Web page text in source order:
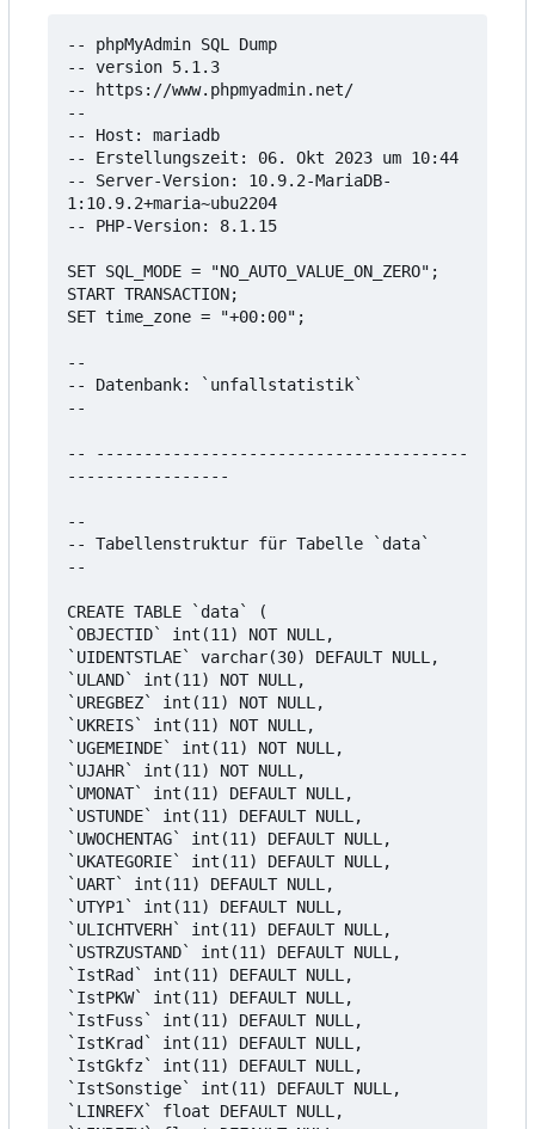
-- phpMyAdmin SQL Dump
-- version 5.1.3
-- https://www.phpmyadmin.net/
--
-- Host: mariadb
-- Erstellungszeit: 06. Okt 2023 um 10:44
-- Server-Version: 10.9.2-MariaDB-
1:10.9.2+maria~ubu2204
-- PHP-Version: 8.1.15
SET SQL_MODE = "NO_AUTO_VALUE_ON_ZERO";
START TRANSACTION;
SET time_zone = "+00:00";
--
-- Datenbank: `unfallstatistik`
--
-- ---------------------------------------
-----------------
--
-- Tabellenstruktur für Tabelle `data`
--
CREATE TABLE `data` (
`OBJECTID` int(11) NOT NULL,
`UIDENTSTLAE` varchar(30) DEFAULT NULL,
`ULAND` int(11) NOT NULL,
`UREGBEZ` int(11) NOT NULL,
`UKREIS` int(11) NOT NULL,
`UGEMEINDE` int(11) NOT NULL,
`UJAHR` int(11) NOT NULL,
`UMONAT` int(11) DEFAULT NULL,
`USTUNDE` int(11) DEFAULT NULL,
`UWOCHENTAG` int(11) DEFAULT NULL,
`UKATEGORIE` int(11) DEFAULT NULL,
`UART` int(11) DEFAULT NULL,
`UTYP1` int(11) DEFAULT NULL,
`ULICHTVERH` int(11) DEFAULT NULL,
`USTRZUSTAND` int(11) DEFAULT NULL,
`IstRad` int(11) DEFAULT NULL,
`IstPKW` int(11) DEFAULT NULL,
`IstFuss` int(11) DEFAULT NULL,
`IstKrad` int(11) DEFAULT NULL,
`IstGkfz` int(11) DEFAULT NULL,
`IstSonstige` int(11) DEFAULT NULL,
`LINREFX` float DEFAULT NULL,